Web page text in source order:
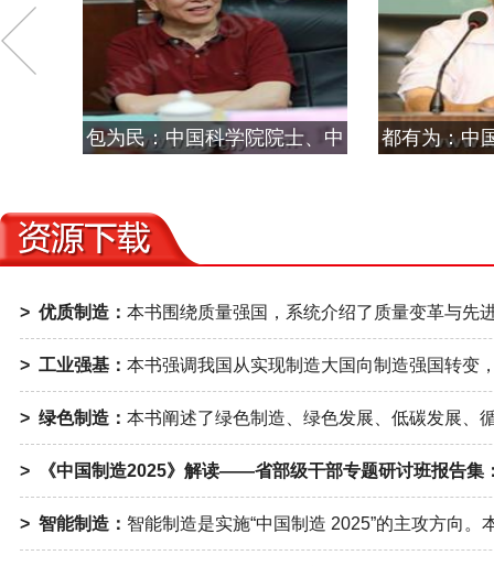
包为民：中国科学院院士、中
都有为：中
> 优质制造： 本书围绕质量强国，系统介绍了质量变革与先
> 工业强基： 本书强调我国从实现制造大国向制造强国转变
> 绿色制造： 本书阐述了绿色制造、绿色发展、低碳发展、
> 《中国制造2025》解读——省部级干部专题研讨班报告集
> 智能制造： 智能制造是实施“中国制造 2025”的主攻方向